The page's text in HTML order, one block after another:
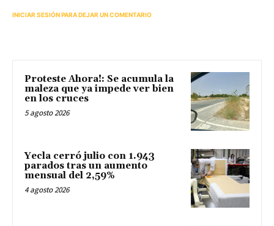
INICIAR SESIÓN PARA DEJAR UN COMENTARIO
Proteste Ahora!: Se acumula la
maleza que ya impede ver bien
en los cruces
5 agosto 2026
Yecla cerró julio con 1.943
parados tras un aumento
mensual del 2,59%
4 agosto 2026